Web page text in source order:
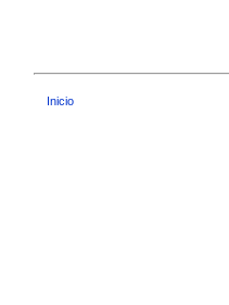
Inicio